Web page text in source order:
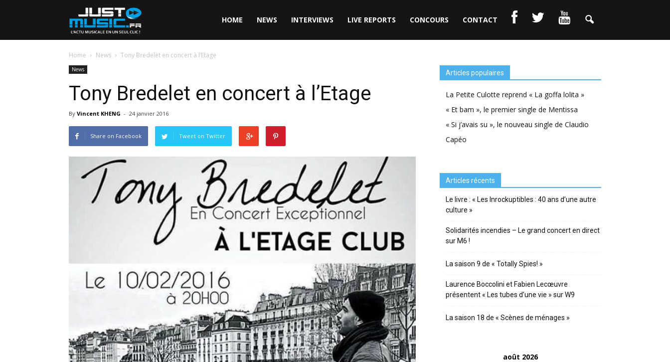
HOME NEWS INTERVIEWS LIVE REPORTS CONCOURS CONTACT
Home News Tony Bredelet en concert à l’Etage
News
Tony Bredelet en concert à l’Etage
By Vincent KHENG - 24 janvier 2016
Share on Facebook Tweet on Twitter
Articles populaires
La Petite Culotte reprend « La goffa lolita »
« Et bam », le premier single de Mentissa
« Si j’avais su », le nouveau single de Claudio
Capéo
Articles récents
Le livre : « Les Inrockuptibles : 40 ans d’une autre
culture »
Solidarités incendies – Le grand concert en direct
sur M6 !
La saison 9 de « Totally Spies! »
Laurence Boccolini et Fabien Lecœuvre
présentent « Les tubes d’une vie » sur W9
La saison 18 de « Scènes de ménages »
août 2026